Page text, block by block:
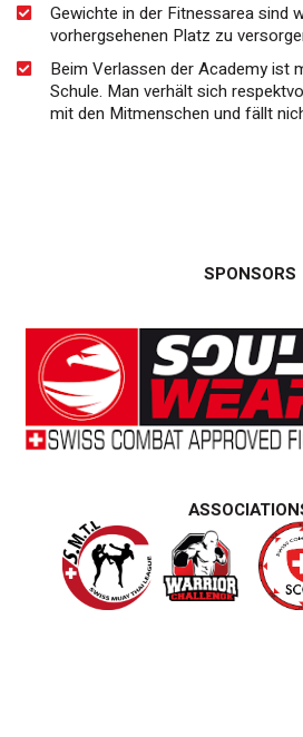
Gewichte in der Fitnessarea sind
vorhergsehenen Platz zu
Beim Verlassen der Academy ist
Schule. Man verhält sich
mit den Mitmenschen und fällt
SPONSORS